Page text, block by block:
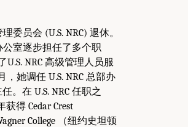
委员会 (U.S. NRC) 退休。
公室逐步担任了多个职
NRC 高级管理人员服
她调任 U.S. NRC 总部办
。在 U.S. NRC 任职之
得 Cedar Crest
College （纽约史坦顿